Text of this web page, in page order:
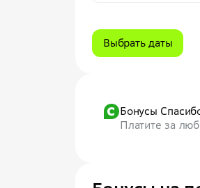
Выбрать даты
Бонусы
Платите за